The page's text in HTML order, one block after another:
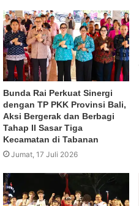
Bunda Rai Perkuat Sinergi
dengan TP PKK Provinsi Bali,
Aksi Bergerak dan Berbagi
Tahap II Sasar Tiga
Kecamatan di Tabanan
Jumat, 17 Juli 2026